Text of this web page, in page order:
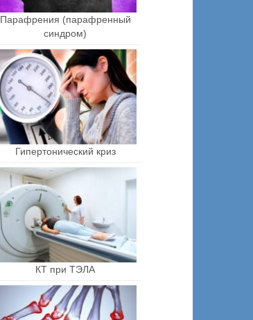
Парафрения (парафренный
синдром)
Гипертонический криз
КТ при ТЭЛА